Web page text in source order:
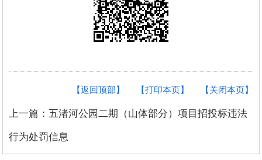
【关闭本页】
【打印本页】
【返回顶部】
上一篇：五渚河公园二期（山体部分）项目招投标违法
行为处罚信息